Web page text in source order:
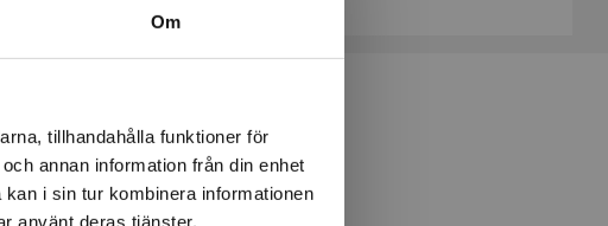
Om
tillhandahålla funktioner för
annan information från din enhet
i sin tur kombinera informationen
använt deras tjänster.
en